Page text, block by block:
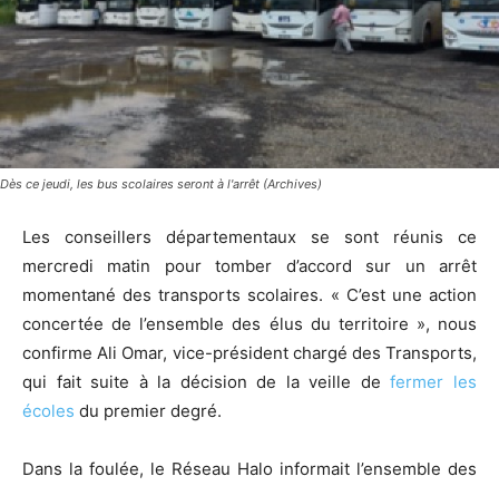
Dès ce jeudi, les bus scolaires seront à l'arrêt (Archives)
Les conseillers départementaux se sont réunis ce
mercredi matin pour tomber d’accord sur un arrêt
momentané des transports scolaires. « C’est une action
concertée de l’ensemble des élus du territoire », nous
confirme Ali Omar, vice-président chargé des Transports,
qui fait suite à la décision de la veille defermer les
écoles du premier degré.
Dans la foulée, le Réseau Halo informait l’ensemble des